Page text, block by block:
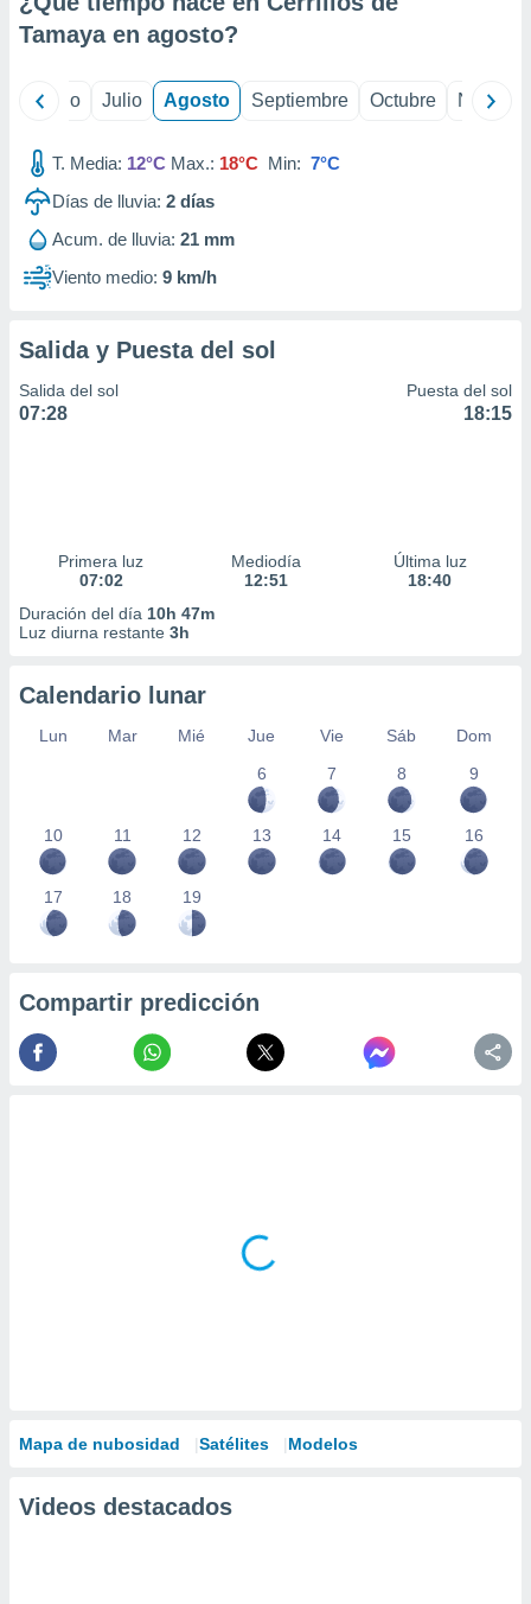
e
publicidad
publicidad
de
Tamaya en agosto?
Junio Julio Agosto Septiembre Octubre
T. Media: 12°C Max.: 18°C Min: 7°C
Días de lluvia: 2 días
Acum. de lluvia: 21 mm
Viento medio: 9 km/h
Salida y Puesta del sol
Salida del sol
07:28
Puesta del sol
18:15
Primera luz
07:02
Mediodía
12:51
Última luz
18:40
Duración del día 10h 47m
Luz diurna restante 3h
Calendario lunar
Lun Mar Mié Jue Vie Sáb
Dom
6
7 8 9
10 11 12 13 14 15 16
17 18 19
Compartir predicción
Mapa de nubosidad Satélites Modelos
Videos destacados